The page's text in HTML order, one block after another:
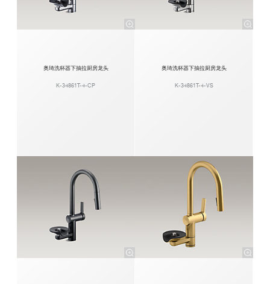
奥琦洗杯器下抽拉厨房龙头
K-34861T-4-CP
奥琦洗杯器下抽拉厨房龙头
K-34861T-4-VS